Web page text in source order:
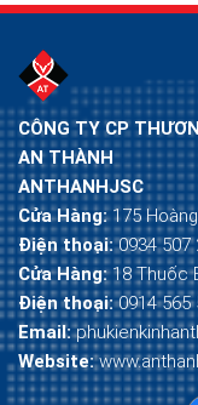
CÔNG TY CP
AN THÀNH
ANTHANHJSC
Cửa Hàng:175
Điện thoại:0934 507
Cửa Hàng:18 Thuốc
Điện thoại:0914 565
Email:
Website: